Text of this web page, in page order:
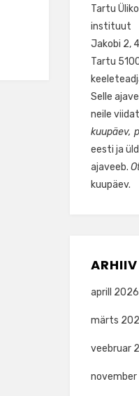
Tartu
instituut
Jakobi 2,
Tartu
Selle
neile
kuupäev,
eesti ja
ajaveeb.
kuupäev.
ARHIIV
aprill 2026
märts
veebruar